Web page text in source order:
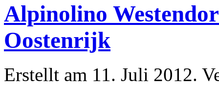
Alpinolino
Oostenrijk
Erstellt am 11. Juli 2012.